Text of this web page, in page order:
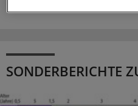
SONDERBERICHTE